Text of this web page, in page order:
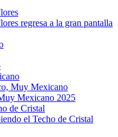
regresa a la gran pantalla
Muy Mexicano
Mexicano 2025
de Cristal
el Techo de Cristal